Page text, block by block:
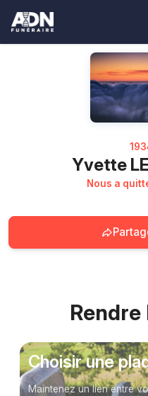
Yvette
Nous a
Choisir une
Maintenez un lien entre